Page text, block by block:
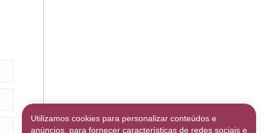
Utilizamos cookies para personalizar conteúdos e
anúncios, para fornecer características de redes sociais e